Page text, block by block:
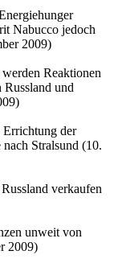
Nabucco jedoch
2009)
Reaktionen
Russland und
Errichtung der
Stralsund (10.
verkaufen
unweit von
2009)